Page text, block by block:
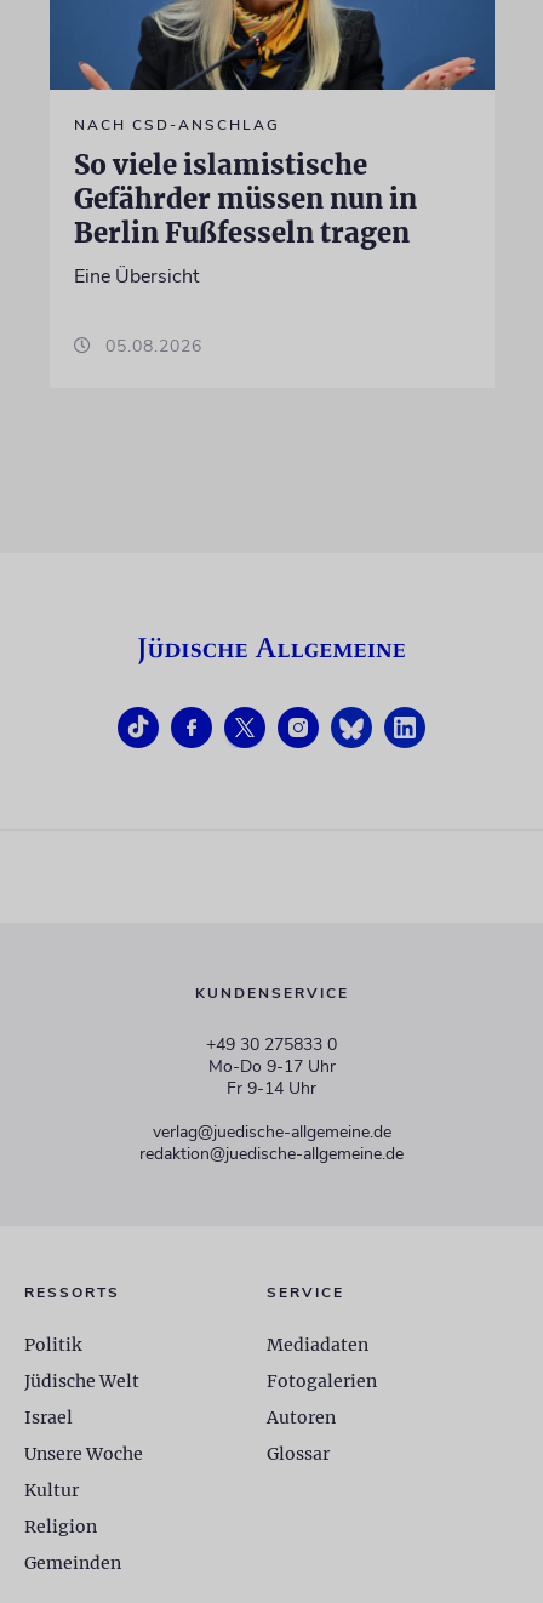
NACH CSD-ANSCHLAG
So viele islamistische
Gefährder müssen nun in
Berlin Fußfesseln tragen
Eine Übersicht
05.08.2026
KUNDENSERVICE
+49 30 275833 0
Mo-Do 9-17 Uhr
Fr 9-14 Uhr
verlag@juedische-allgemeine.de
redaktion@juedische-allgemeine.de
RESSORTS
Politik
Jüdische Welt
Israel
Unsere Woche
Kultur
Religion
Gemeinden
SERVICE
Mediadaten
Fotogalerien
Autoren
Glossar